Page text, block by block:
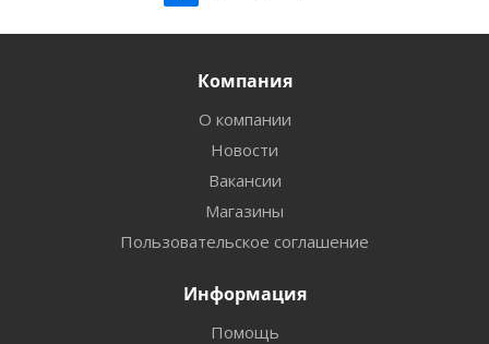
Компания
О компании
Новости
Вакансии
Магазины
Пользовательское соглашение
Информация
Помощь